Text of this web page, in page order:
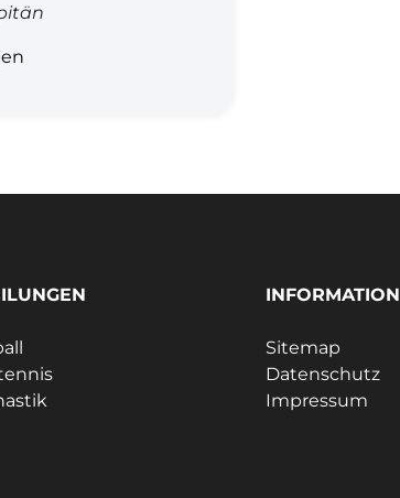
INFORMATION
Sitemap
Datenschutz
Impressum